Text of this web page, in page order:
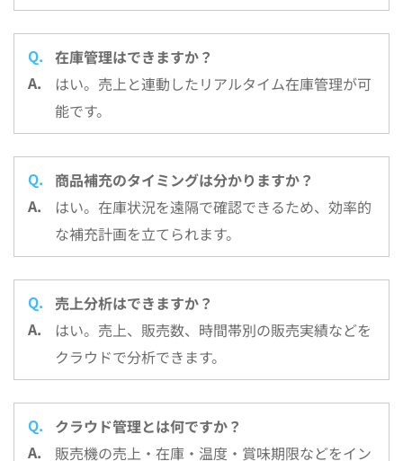
在庫管理はできますか？
はい。売上と連動したリアルタイム在庫管理が可
能です。
商品補充のタイミングは分かりますか？
はい。在庫状況を遠隔で確認できるため、効率的
な補充計画を立てられます。
売上分析はできますか？
はい。売上、販売数、時間帯別の販売実績などを
クラウドで分析できます。
クラウド管理とは何ですか？
販売機の売上・在庫・温度・賞味期限などをイン